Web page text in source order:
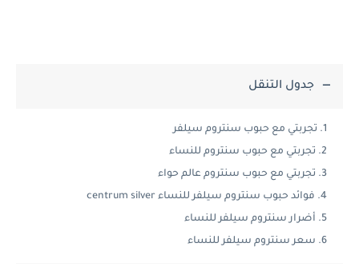
جدول التنقل
تجربتي مع حبوب سنتروم سيلفر
تجربتي مع حبوب سنتروم للنساء
تجربتي مع حبوب سنتروم عالم حواء
فوائد حبوب سنتروم سيلفر للنساء centrum silver
أضرار سنتروم سيلفر للنساء
سعر سنتروم سيلفر للنساء